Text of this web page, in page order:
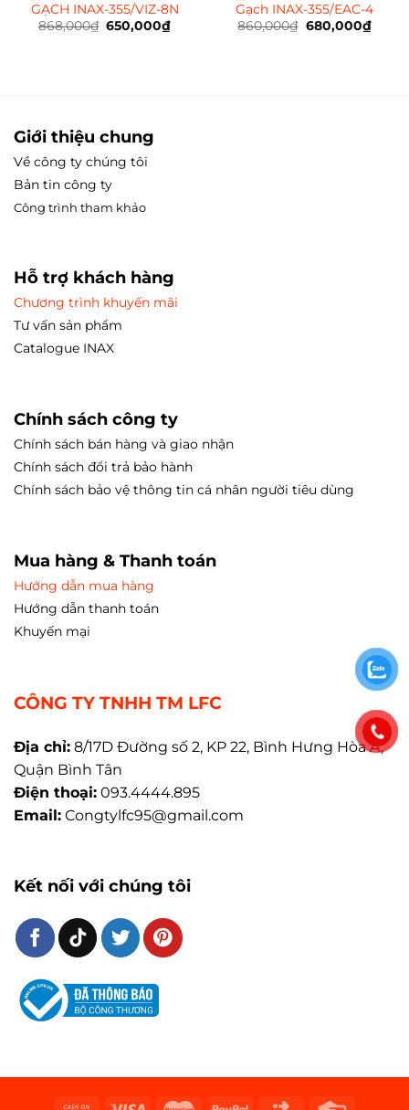
GẠCH INAX-355/VIZ-8N
868,000₫ Giá
650,000₫
Gạch INAX-355/EAC-4
860,000₫ Giá
680,000₫Giá
Giới thiệu chung
Về công ty chúng tôi
Bản tin công ty
Công trình tham khảo
Hỗ trợ khách hàng
Chương trình khuyến mãi
Tư vấn sản phẩm
Catalogue INAX
Chính sách công ty
Chính sách bán hàng và giao nhận
Chính sách đổi trả bảo hành
Chính sách bảo vệ thông tin cá nhân người tiêu dùng
Mua hàng & Thanh toán
Hướng dẫn mua hàng
Hướng dẫn thanh toán
Khuyến mại
CÔNG TY TNHH TM LFC
Địa chỉ: 8/17D Đường số 2, KP 22, Bình Hưng Hòa A,
Quận Bình Tân
Điện thoại: 093.4444.895
Email: Congtylfc95@gmail.com
Kết nối với chúng tôi